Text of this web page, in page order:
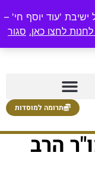
'עוד יוסף חי' –
לחצו כאן. סגור
תרומה למוסדות
הרב